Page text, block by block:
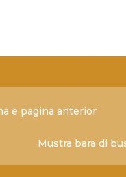
e pagina anterior